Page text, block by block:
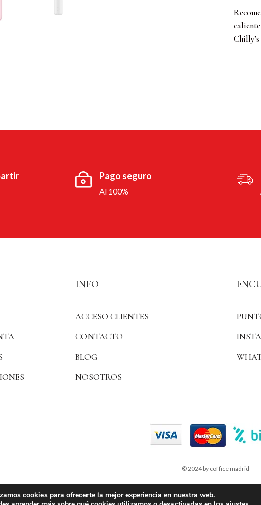
Pago seguro
Al 100%
INFO
ACCESO CLIENTES
CONTACTO
BLOG
NOSOTROS
© 2024 by coffice madrid
cookies para ofrecerte la mejor experiencia en nuestra web.